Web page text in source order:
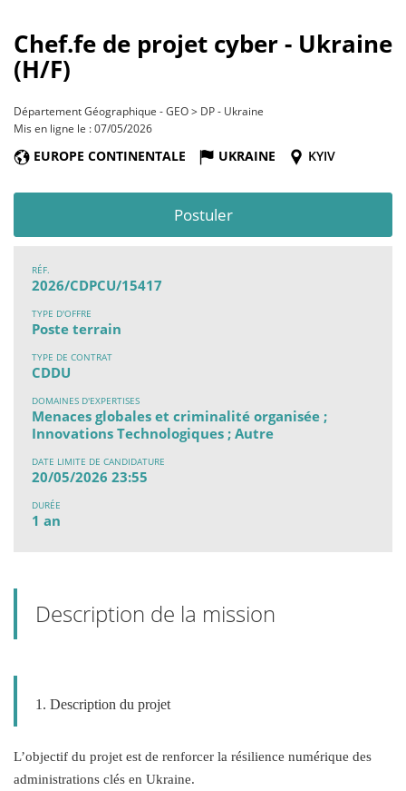
Chef.fe de projet cyber - Ukraine
(H/F)
Département Géographique - GEO > DP - Ukraine
Mis en ligne le : 07/05/2026
EUROPE CONTINENTALE UKRAINE KYIV
Postuler
RÉF.
2026/CDPCU/15417
TYPE D'OFFRE
Poste terrain
TYPE DE CONTRAT
CDDU
DOMAINES D'EXPERTISES
Menaces globales et criminalité organisée ;
Innovations Technologiques ; Autre
DATE LIMITE DE CANDIDATURE
20/05/2026 23:55
DURÉE
1 an
Description de la mission
1. Description du projet
L’objectif du projet est de renforcer la résilience numérique des
administrations clés en Ukraine.